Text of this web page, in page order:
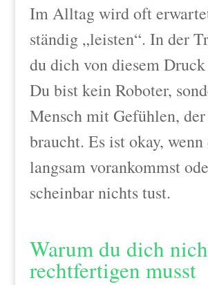
Im Alltag wird oft
ständig „leisten“. In der
du dich von diesem
Du bist kein Roboter,
Mensch mit Gefühlen,
braucht. Es ist okay,
langsam vorankommst
scheinbar nichts tust.
Warum du dich
rechtfertigen musst